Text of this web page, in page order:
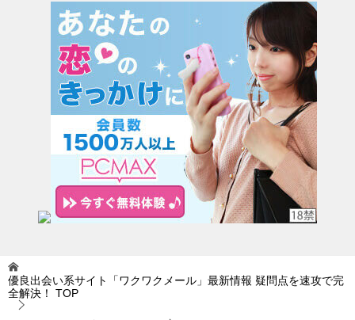
優良出会い系サイト「ワクワクメール」最新情報 疑問点を速攻で完
全解決！
TOP